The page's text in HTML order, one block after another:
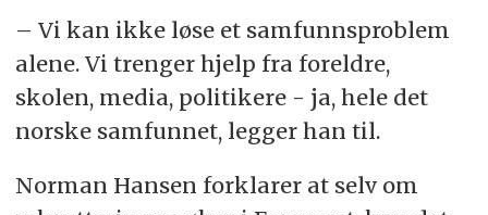
– Vi kan ikke løse et samfunnsproblem
alene. Vi trenger hjelp fra foreldre,
skolen, media, politikere - ja, hele det
norske samfunnet, legger han til.
Norman Hansen forklarer at selv om